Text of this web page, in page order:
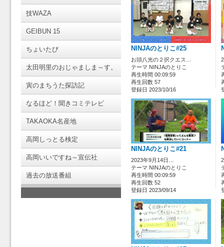
技WAZA
GEIBUN 15
ちょいたび
太田明里のおじゃましま～す。
寅のまちうた探訪記
なるほど！聞きコミテレビ
TAKAOKA名産地
高岡しっとる検定
高岡いいですね～宣伝社
過去の放送番組
NINJAのとりこ#25
お頭八光の２択クエス…
テーマ NINJAのとりこ
再生時間 00:09:59
再生回数 57
登録日 2023/10/16
NINJAのとりこ#21
2023年9月14日…
テーマ NINJAのとりこ
再生時間 00:09:59
再生回数 52
登録日 2023/09/14